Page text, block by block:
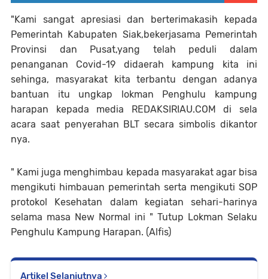
"Kami sangat apresiasi dan berterimakasih kepada
Pemerintah Kabupaten Siak,bekerjasama Pemerintah
Provinsi dan Pusat,yang telah peduli dalam
penanganan Covid-19 didaerah kampung kita ini
sehinga, masyarakat kita terbantu dengan adanya
bantuan itu ungkap lokman Penghulu kampung
harapan kepada media REDAKSIRIAU.COM di sela
acara saat penyerahan BLT secara simbolis dikantor
nya.
" Kami juga menghimbau kepada masyarakat agar bisa
mengikuti himbauan pemerintah serta mengikuti SOP
protokol Kesehatan dalam kegiatan sehari-harinya
selama masa New Normal ini " Tutup Lokman Selaku
Penghulu Kampung Harapan. (Alfis)
Artikel Selanjutnya